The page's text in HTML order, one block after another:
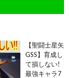
【聖闘士星矢
GSS】育成し
て損しない!
最強キャラ7